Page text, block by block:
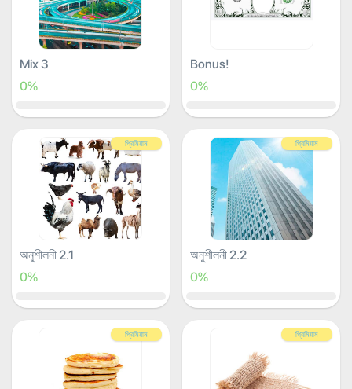
Mix 3
0%
Bonus!
0%
প্রিমিয়াম
অনুশীলনী 2.1
0%
প্রিমিয়াম
অনুশীলনী 2.2
0%
প্রিমিয়াম প্রিমিয়াম